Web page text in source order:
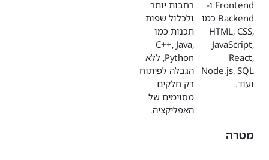
Frontend ו-
Backend כמו
HTML, CSS,
JavaScript,
React,
Node.js, SQL
ועוד.
רחבות יותר
ולכלול שפות
תכנות כמו
C++, Java,
Python, ללא
הגבלה לפיתוח
רק חלקים
מסוימים של
האפליקציה.
מטרה